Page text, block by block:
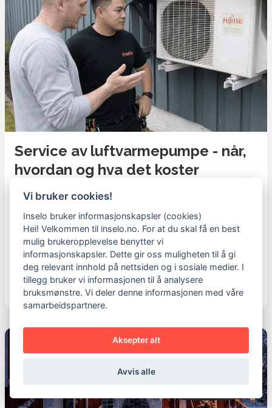
Service av luftvarmepumpe - når,
hvordan og hva det koster
Regelmessig service av luftvarmepumpen
effekt, gi jevnere innetemperatur og
redusere risikoen for driftsstans. Her går vi
gjennom når du bør bestille service, hva som
vanligvis inngår, hva det normalt koster og hva
du kan gjøre selv mellom besøkene.
Vi bruker cookies!
Inselo bruker informasjonskapsler (cookies)
Hei! Velkommen til inselo.no. For at du skal få en best
mulig brukeropplevelse benytter vi
informasjonskapsler. Dette gir oss muligheten til å gi
deg relevant innhold på nettsiden og i sosiale medier. I
tillegg bruker vi informasjonen til å analysere
bruksmønstre. Vi deler denne informasjonen med våre
samarbeidspartnere.
Aksepter alt
Avvis alle